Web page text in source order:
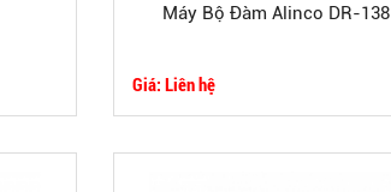
Máy Bộ Đàm Alinco DR-138
Giá: Liên hệ